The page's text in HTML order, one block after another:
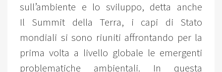
sull’ambiente e lo sviluppo, detta anche
Il Summit della Terra, i capi di Stato
mondiali si sono riuniti affrontando per la
prima volta a livello globale le emergenti
problematiche ambientali. In questa